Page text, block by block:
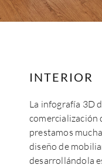
INTERIOR
La infografía 3D
comercialización
prestamos
diseño de
desarrollándola